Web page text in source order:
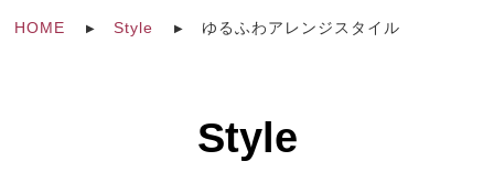
HOME Style ゆるふわアレンジスタイル
Style